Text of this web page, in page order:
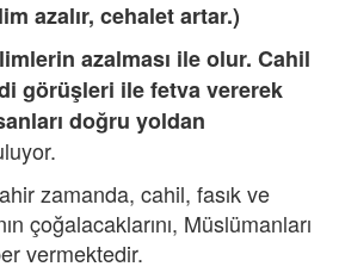
azalır, cehalet artar.)
azalması ile olur. Cahil
görüşleri ile fetva vererek
doğru yoldan
zamanda, cahil, fasık ve
çoğalacaklarını, Müslümanları
vermektedir.